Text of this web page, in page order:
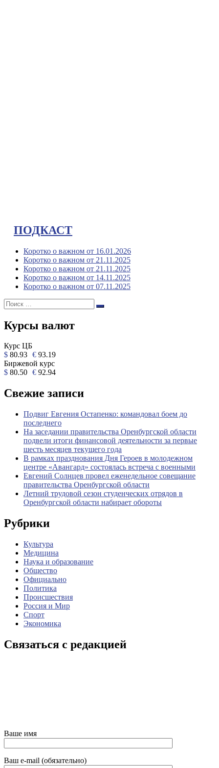
ПОДКАСТ
Коротко о важном от 16.01.2026
Коротко о важном от 21.11.2025
Коротко о важном от 21.11.2025
Коротко о важном от 14.11.2025
Коротко о важном от 07.11.2025
Поиск:
Поиск
Курсы валют
Курс ЦБ
$ 80.93 € 93.19
Биржевой курс
$ 80.50 € 92.94
Свежие записи
Подвиг Евгения Остапенко: командовал боем до
последнего
На заседании правительства Оренбургской области
подвели итоги финансовой деятельности за первые
шесть месяцев текущего года
В рамках празднования Дня Героев в молодежном
центре «Авангард» состоялась встреча с военными
Евгений Солнцев провел еженедельное совещание
правительства Оренбургской области
Летний трудовой сезон студенческих отрядов в
Оренбургской области набирает обороты
Рубрики
Культура
Медицина
Наука и образование
Общество
Официально
Политика
Происшествия
Россия и Мир
Спорт
Экономика
Связаться с редакцией
Ваше имя
Ваш e-mail (обязательно)